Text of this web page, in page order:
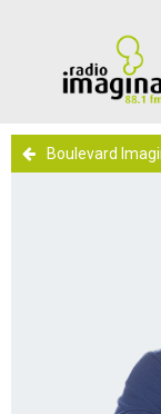
Boulevard